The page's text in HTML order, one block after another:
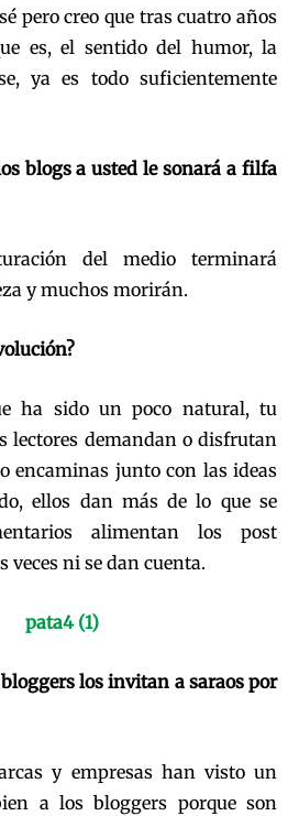
pero creo que tras cuatro años
es, el sentido del humor, la
ya es todo suficientemente
blogs a usted le sonará a filfa
del medio terminará
y muchos morirán.
ha sido un poco natural, tu
lectores demandan o disfrutan
encaminas junto con las ideas
ellos dan más de lo que se
alimentan los post
veces ni se dan cuenta.
los invitan a saraos por
y empresas han visto un
a los bloggers porque son